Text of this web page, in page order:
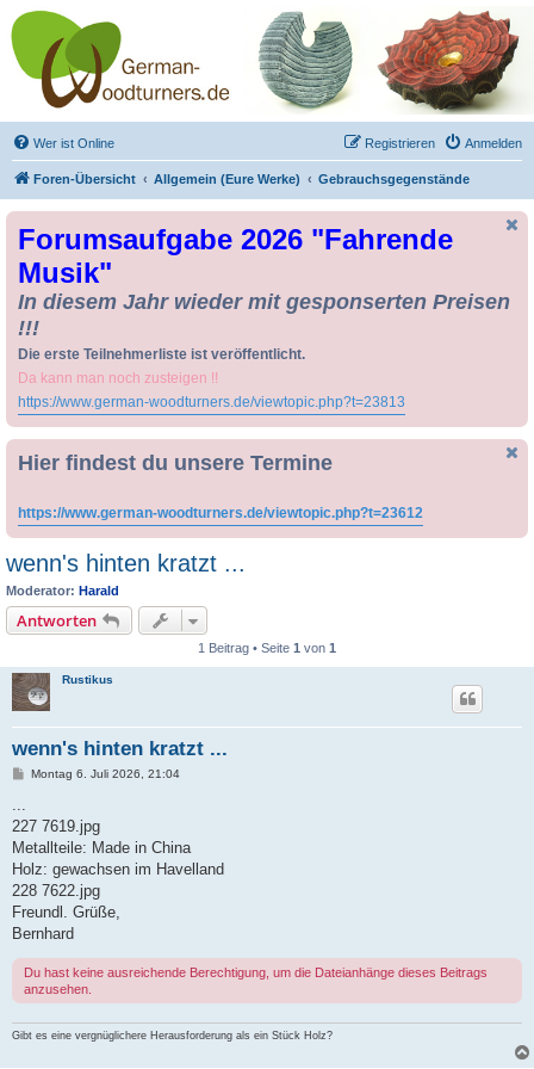
Drechseln und
Kunsthandwerk -
German-Woodturners
*Forum Sauerland*
Der Treffpunkt für Drechsler und Freunde des Kunsthandwerks
Wer ist Online Anmelden
Registrieren
Foren-Übersicht Allgemein (Eure Werke) Gebrauchsgegenstände
Forumsaufgabe 2026 "Fahrende
Musik"
In diesem Jahr wieder mit gesponserten Preisen
!!!
Die erste Teilnehmerliste ist veröffentlicht.
Da kann man noch zusteigen !!
https://www.german-woodturners.de/viewtopic.php?t=23813
Hier findest du unsere Termine
https://www.german-woodturners.de/viewtopic.php?t=23612
wenn's hinten kratzt ...
Moderator: Harald
Antworten
1 Beitrag • Seite 1 von 1
Rustikus
wenn's hinten kratzt ...
B
r
a
Montag 6. Juli 2026, 21:04
227 7619.jpg
Metallteile: Made in China
Holz: gewachsen im Havelland
228 7622.jpg
Freundl. Grüße,
Bernhard
Du hast keine ausreichende Berechtigung, um die Dateianhänge dieses Beitrags
anzusehen.
Gibt es eine vergnüglichere Herausforderung als ein Stück Holz?